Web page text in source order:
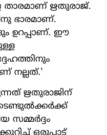
താരമാണ് ഋതുരാജ്.
ഭാരമാണ്.
ഉറപ്പാണ്. ഈ
നല്ലത്.'
ഋതുരാജിന്
സമ്മർദ്ദം
ഒരുപാട്